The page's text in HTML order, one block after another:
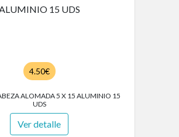
4.50€
ALOMADA 5 X 15 ALUMINIO 15
UDS
Ver detalle